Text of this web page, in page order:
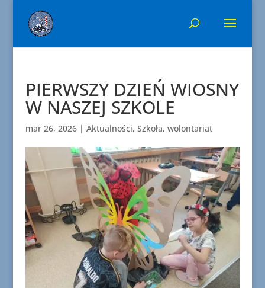
PIERWSZY DZIEŃ WIOSNY
W NASZEJ SZKOLE
mar 26, 2026| Aktualności, Szkoła, wolontariat